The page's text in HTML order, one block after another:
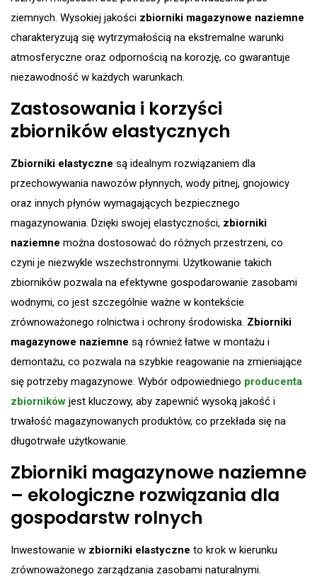
ziemnych. Wysokiej jakości zbiorniki magazynowe naziemne
charakteryzują się wytrzymałością na ekstremalne warunki
atmosferyczne oraz odpornością na korozję, co gwarantuje
niezawodność w każdych warunkach​.
Zastosowania i korzyści
zbiorników elastycznych
Zbiorniki elastyczne są idealnym rozwiązaniem dla
przechowywania nawozów płynnych, wody pitnej, gnojowicy
oraz innych płynów wymagających bezpiecznego
magazynowania. Dzięki swojej elastyczności, zbiorniki
naziemne można dostosować do różnych przestrzeni, co
czyni je niezwykle wszechstronnymi. Użytkowanie takich
zbiorników pozwala na efektywne gospodarowanie zasobami
wodnymi, co jest szczególnie ważne w kontekście
zrównoważonego rolnictwa i ochrony środowiska. Zbiorniki
magazynowe naziemne są również łatwe w montażu i
demontażu, co pozwala na szybkie reagowanie na zmieniające
się potrzeby magazynowe​. Wybór odpowiedniego producenta
zbiorników jest kluczowy, aby zapewnić wysoką jakość i
trwałość magazynowanych produktów, co przekłada się na
długotrwałe użytkowanie.
Zbiorniki magazynowe naziemne
– ekologiczne rozwiązania dla
gospodarstw rolnych
Inwestowanie w zbiorniki elastyczne to krok w kierunku
zrównoważonego zarządzania zasobami naturalnymi.